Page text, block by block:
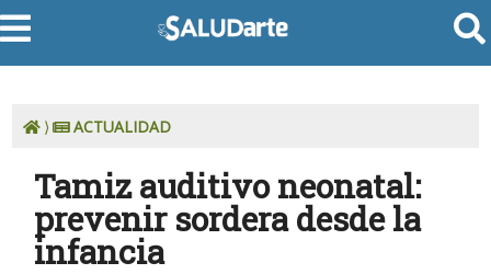
⟩ ACTUALIDAD
Tamiz auditivo neonatal:
prevenir sordera desde la
infancia